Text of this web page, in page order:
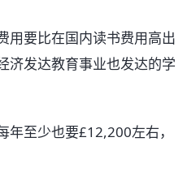
用要比在国内读书费用高出
济发达教育事业也发达的学
年至少也要£12,200左右，